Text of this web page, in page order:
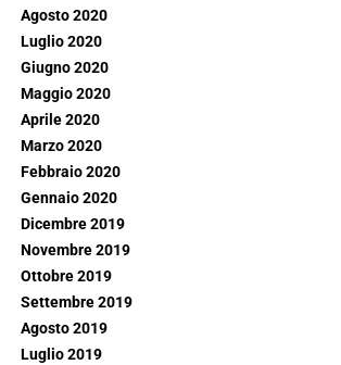
Agosto 2020
Luglio 2020
Giugno 2020
Maggio 2020
Aprile 2020
Marzo 2020
Febbraio 2020
Gennaio 2020
Dicembre 2019
Novembre 2019
Ottobre 2019
Settembre 2019
Agosto 2019
Luglio 2019